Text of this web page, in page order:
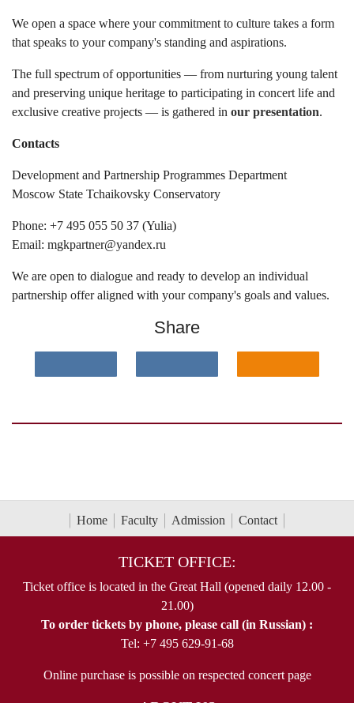
We open a space where your commitment to culture takes a form
that speaks to your company's standing and aspirations.
The full spectrum of opportunities — from nurturing young talent
and preserving unique heritage to participating in concert life and
exclusive creative projects — is gathered in our presentation.
Contacts
Development and Partnership Programmes Department
Moscow State Tchaikovsky Conservatory
Phone: +7 495 055 50 37 (Yulia)
Email: mgkpartner@yandex.ru
We are open to dialogue and ready to develop an individual
partnership offer aligned with your company's goals and values.
Share
Home Faculty Admission Contact
TICKET OFFICE:
Ticket office is located in the Great Hall (opened daily 12.00 -
21.00)
To order tickets by phone, please call (in Russian) :
Tel: +7 495 629-91-68
Online purchase is possible on respected concert page